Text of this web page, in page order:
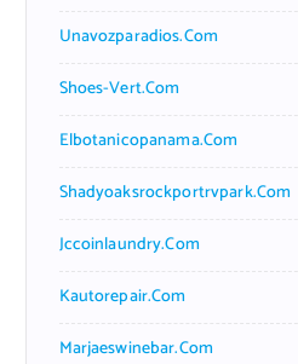
Unavozparadios.com
Shoes-Vert.com
Elbotanicopanama.com
Shadyoaksrockportrvpark.com
Jccoinlaundry.com
Kautorepair.com
Marjaeswinebar.com